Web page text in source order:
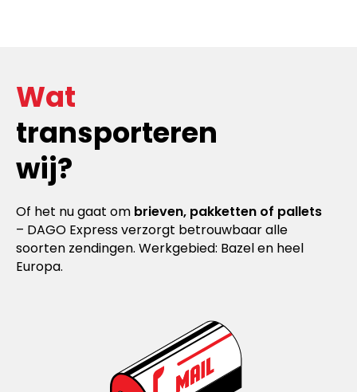
Wat
transporteren
wij?
Of het nu gaat om brieven, pakketten of pallets
– DAGO Express verzorgt betrouwbaar alle
soorten zendingen. Werkgebied: Bazel en heel
Europa.